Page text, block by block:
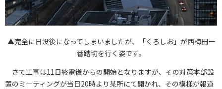
▲完全に日没後になってしまいましたが、「くろしお」が西梅田一
番踏切を行く姿です。
さて工事は11日終電後からの開始となりますが、その対策本部設
置のミーティングが当日20時より某所にて開かれ、その模様が報道